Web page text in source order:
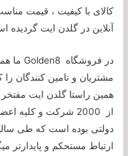
کالای با کیفیت ، قیمت
آنلاین در گلدن ایت گردیده
در فروشگاه Golden8 ما
مشتریان و تامین کنندگان را
همین راستا گلدن ایت
از 2000 شرکت و
دولتی بوده است که طی
ارتباط مستحکم و پایدارتر